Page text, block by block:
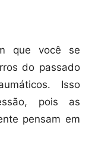
que você se
do passado
Isso
pois as
pensam em